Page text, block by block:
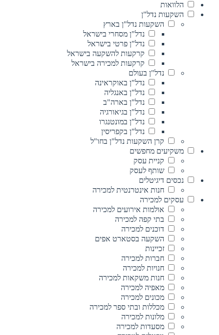
הלוואות
השקעות נדל"ן
השקעות נדל"ן בארץ
נדל"ן מסחרי בישראל
נדל"ן פרטי בישראל
קרקעות להשקעה בישראל
קרקעות למכירה בישראל
נדל"ן בעולם
נדל"ן באוקראינה
נדל"ן באנגליה
נדל"ן בארה"ב
נדל"ן בגיאורגיה
נדל"ן במונטנגרו
נדל"ן בקפריסין
קרן השקעות נדל"ן בחו"ל
משקיעים מחפשים
קניית עסק
שותף לעסק
נכסים דיגיטלים
חנות אינטרנטית למכירה
עסקים למכירה
אולמות אירועים למכירה
בתי קפה למכירה
דוכנים למכירה
השקעה בסטארט אפים
זכיינות
חברות למכירה
חנויות למכירה
חנות משקאות למכירה
מאפיה למכירה
מכונים למכירה
מכללות ובתי ספר למכירה
מלונות למכירה
מסעדות למכירה